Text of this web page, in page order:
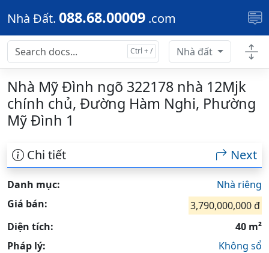
Skip to main content
Nhà Đất. 088.68.00009 .com
Nhà đất
Nhà Mỹ Đình ngõ 322178 nhà 12Mjk
chính chủ, Đường Hàm Nghi, Phường
Mỹ Đình 1
Chi tiết Next
Danh mục:
Nhà riêng
Giá bán:
3,790,000,000 đ
Diện tích:
40 m²
Pháp lý:
Không sổ